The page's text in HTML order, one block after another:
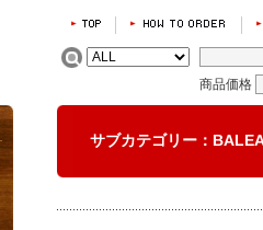
商品価格
サブカテゴリー：